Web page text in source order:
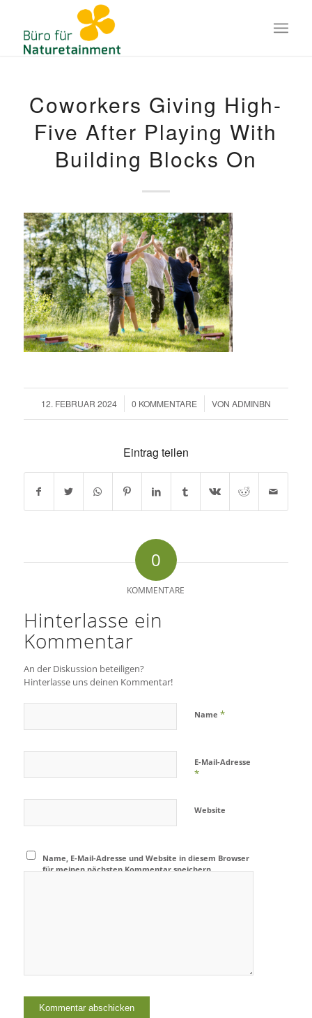
Coworkers Giving High-
Five After Playing With
Building Blocks On
12. FEBRUAR 2024
/ 0 KOMMENTARE
/ VON ADMINBN
Eintrag teilen
0
KOMMENTARE
Hinterlasse ein
Kommentar
An der Diskussion beteiligen?
Hinterlasse uns deinen Kommentar!
Name *
E-Mail-Adresse
*
Website
Name, E-Mail-Adresse und Website in diesem Browser
für meinen nächsten Kommentar speichern.